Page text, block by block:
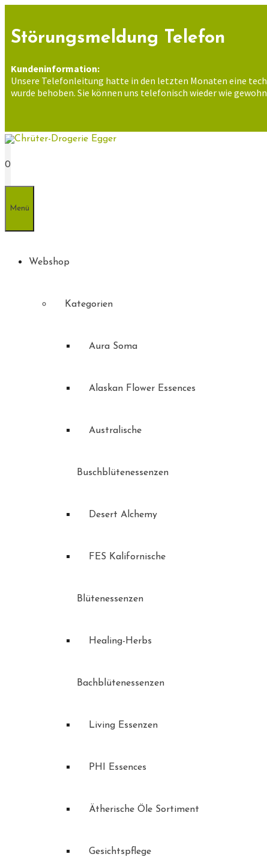
springen
Störungsmeldung Telefon
Kundeninformation:
Unsere Telefonleitung hatte in den letzten Monaten eine
wurde behoben. Sie können uns telefonisch wieder wie
0
Menü
Webshop
Kategorien
Aura Soma
Alaskan Flower Essences
Australische
Buschblütenessenzen
Desert Alchemy
FES Kalifornische
Blütenessenzen
Healing-Herbs
Bachblütenessenzen
Living Essenzen
PHI Essences
Ätherische Öle Sortiment
Gesichtspflege